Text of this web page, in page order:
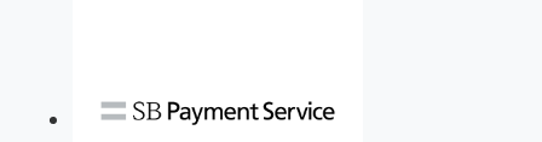
Amazonランキングをもっと見る
Amazonランキングをもっと見る
Amazonランキングをもっと見る